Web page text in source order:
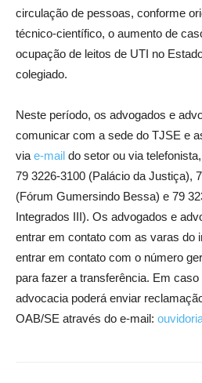
circulação de pessoas, conforme
técnico-científico, o aumento de
ocupação de leitos de UTI no
colegiado.
Neste período, os advogados e
comunicar com a sede do TJSE e
via e-mail do setor ou via
79 3226-3100 (Palácio da Justiça),
(Fórum Gumersindo Bessa) e 79
Integrados III). Os advogados e
entrar em contato com as varas do
entrar em contato com o número
para fazer a transferência. Em
advocacia poderá enviar
OAB/SE através do e-mail: